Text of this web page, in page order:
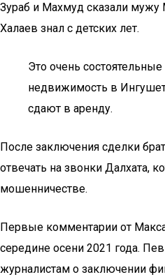
Зураб и Махмуд сказали
Халаев знал с детских лет.
Это очень
недвижимость в
сдают в аренду.
После заключения сделки
отвечать на звонки Далхата,
мошенничестве.
Первые комментарии от
середине осени 2021 года.
журналистам о заключении